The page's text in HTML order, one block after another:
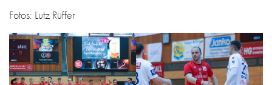
Fotos: Lutz Rüffer